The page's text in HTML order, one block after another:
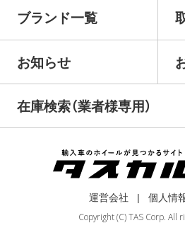
ブランド一覧
お知らせ
在庫検索（業者様専用）
運営会社
個人情
Copyright (C) TAS Corp. All